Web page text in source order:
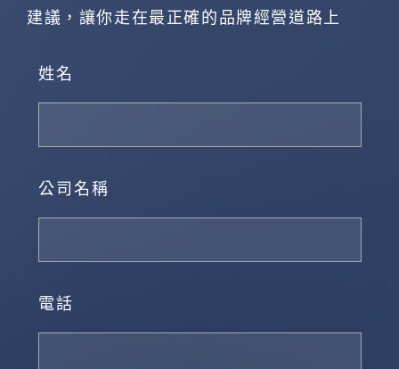
建議，讓你走在最正確的品牌經營道路上
姓名
公司名稱
電話